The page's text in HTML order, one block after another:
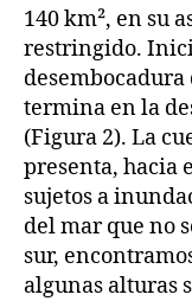
140 km², en su
restringido.
termina en la
(Figura 2). La
presenta, hacia
sujetos a
del mar que no
sur,
algunas alturas